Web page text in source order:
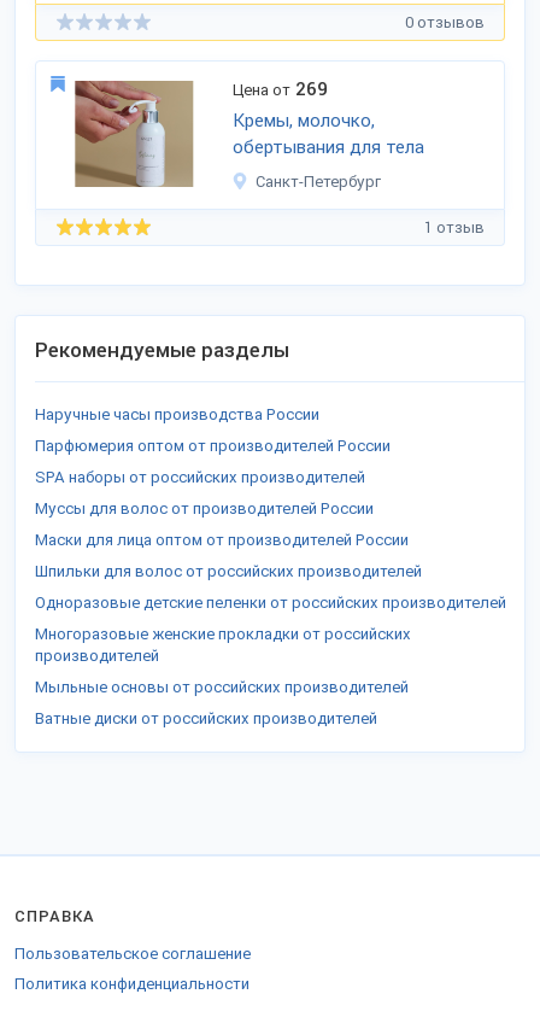
0 отзывов
Цена от 269
Кремы, молочко,
обертывания для тела
Санкт-Петербург
1 отзыв
Рекомендуемые разделы
Наручные часы производства России
Парфюмерия оптом от производителей России
SPA наборы от российских производителей
Муссы для волос от производителей России
Маски для лица оптом от производителей России
Шпильки для волос от российских производителей
Одноразовые детские пеленки от российских производителей
Многоразовые женские прокладки от российских
производителей
Мыльные основы от российских производителей
Ватные диски от российских производителей
СПРАВКА
Пользовательское соглашение
Политика конфиденциальности